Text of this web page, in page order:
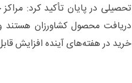
تحصیلی در پایان تأکید کرد:
دریافت محصول کشاورزان
خرید در هفته‌های آینده افزایش